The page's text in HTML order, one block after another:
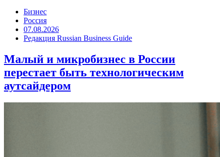
Бизнес
Россия
07.08.2026
Редакция Russian Business Guide
Малый и микробизнес в России
перестает быть технологическим
аутсайдером